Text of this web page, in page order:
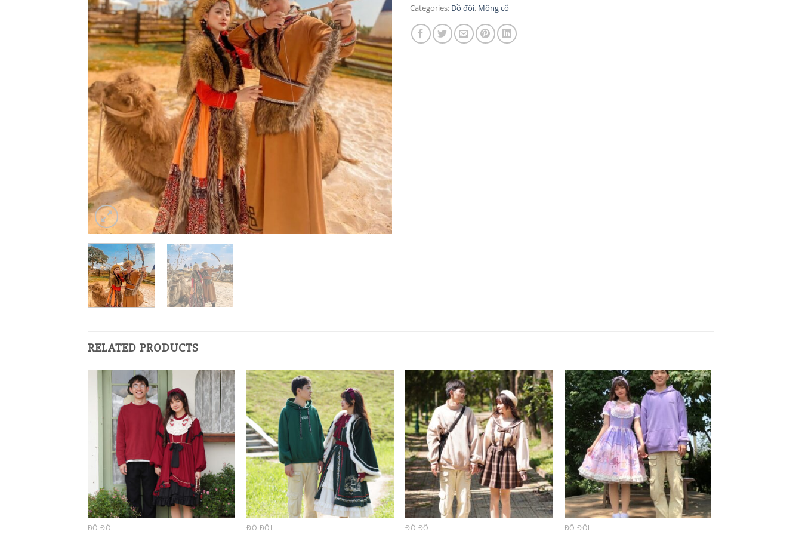
Categories:Đồ đôi, Mông cổ
RELATED PRODUCTS
ĐỒ ĐÔI ĐỒ ĐÔI ĐỒ ĐÔI ĐỒ ĐÔI